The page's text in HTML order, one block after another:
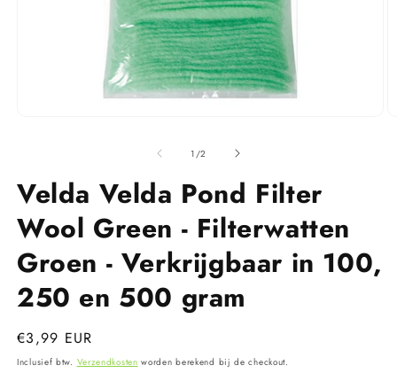
1 /van
2
Velda Velda Pond Filter
Wool Green - Filterwatten
Groen - Verkrijgbaar in 100,
250 en 500 gram
Normale
prijs
€3,99 EUR
Inclusief btw. Verzendkosten worden berekend bij de checkout.